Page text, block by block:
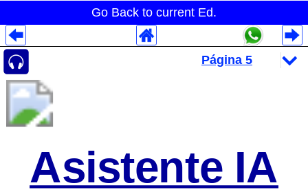
Go Back to current Ed.
Asistente IA
Despliegues Analytics
Despliegues Totales
Despliegues por Rubros